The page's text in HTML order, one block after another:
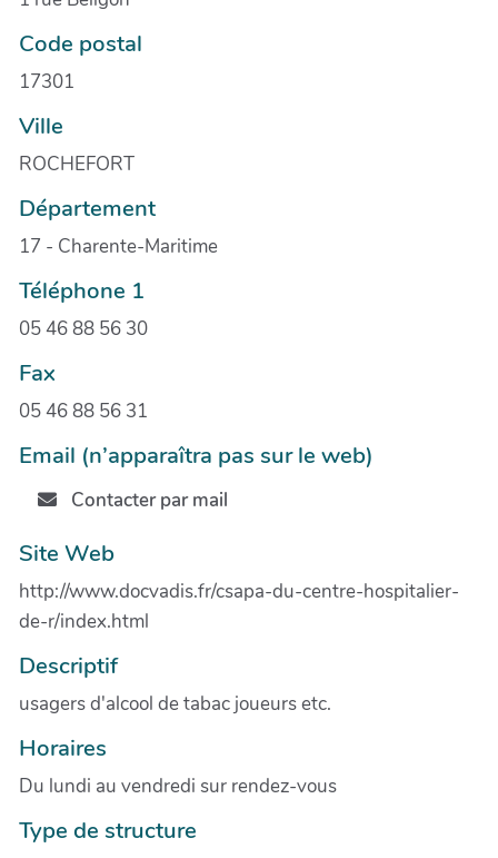
Code postal
17301
Ville
ROCHEFORT
Département
17 - Charente-Maritime
Téléphone 1
05 46 88 56 30
Fax
05 46 88 56 31
Email (n’apparaîtra pas sur le web)
Contacter par mail
Site Web
http://www.docvadis.fr/csapa-du-centre-hospitalier-
de-r/index.html
Descriptif
usagers d'alcool de tabac joueurs etc.
Horaires
Du lundi au vendredi sur rendez-vous
Type de structure